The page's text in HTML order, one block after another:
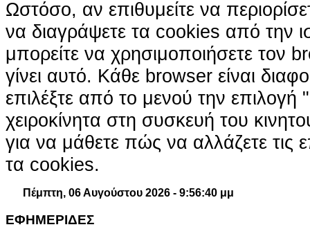
Ωστόσο, αν επιθυμείτε να
να διαγράψετε τα cookies από την
μπορείτε να χρησιμοποιήσετε τον
γίνει αυτό. Κάθε browser είναι
επιλέξτε από το μενού την επιλογή
χειροκίνητα στη συσκευή του
για να μάθετε πώς να αλλάζετε τις
τα cookies.
Πέμπτη, 06 Αυγούστου 2026 - 9:56:41 μμ
ΕΦΗΜΕΡΙΔΕΣ